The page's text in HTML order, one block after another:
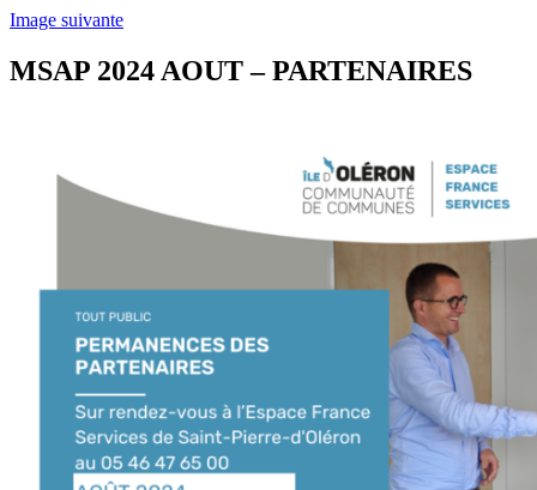
Image suivante
MSAP 2024 AOUT – PARTENAIRES